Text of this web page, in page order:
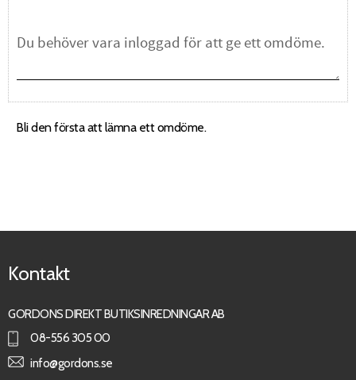
Bli den första att lämna ett omdöme.
Kontakt
GORDONS DIREKT BUTIKSINREDNINGAR AB
08-556 305 00
info@gordons.se